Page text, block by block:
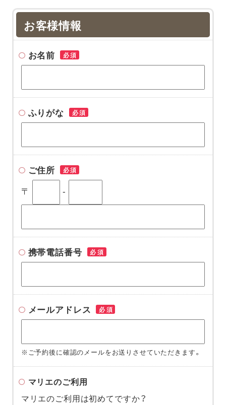
お客様情報
お名前 必須
ふりがな 必須
ご住所 必須
〒 -
携帯電話番号 必須
メールアドレス 必須
※ご予約後に確認のメールをお送りさせていただきます。
マリエのご利用
マリエのご利用は初めてですか？